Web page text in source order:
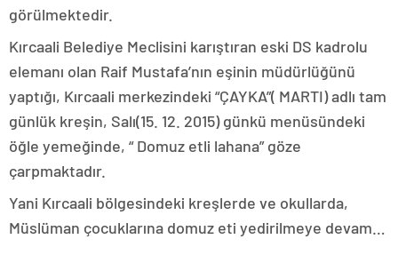
görülmektedir.
Kırcaali Belediye Meclisini karıştıran eski DS kadrolu
elemanı olan Raif Mustafa’nın eşinin müdürlüğünü
yaptığı, Kırcaali merkezindeki “ÇAYKA”( MARTI) adlı tam
günlük kreşin, Salı(15. 12. 2015) günkü menüsündeki
öğle yemeğinde, “ Domuz etli lahana” göze
çarpmaktadır.
Yani Kırcaali bölgesindeki kreşlerde ve okullarda,
Müslüman çocuklarına domuz eti yedirilmeye devam…